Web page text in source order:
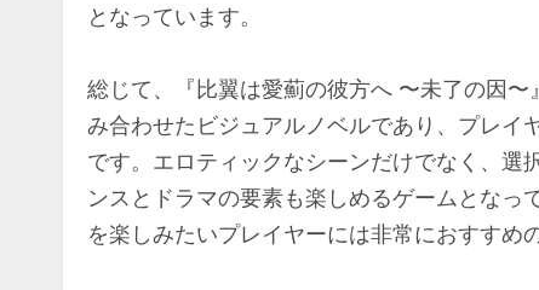
となっています。
総じて、『比翼は愛薊の彼方へ 〜未了の因
み合わせたビジュアルノベルであり、プレイ
です。エロティックなシーンだけでなく、
ンスとドラマの要素も楽しめるゲームとな
を楽しみたいプレイヤーには非常におすすめ